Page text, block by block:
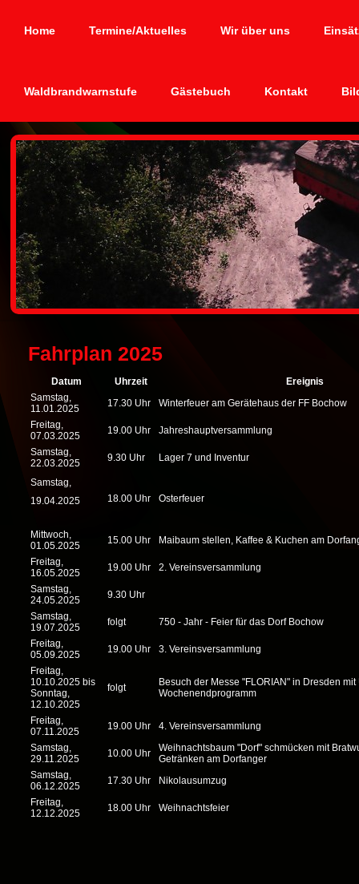
Home Termine/Aktuelles Wir über uns
Waldbrandwarnstufe Gästebuch Kontakt
Fahrplan 2025
Datum Uhrzeit
Ereignis
Samstag,
11.01.2025
17.30 Uhr
Winterfeuer am Gerätehaus der FF Bochow
Freitag,
07.03.2025
19.00 Uhr
Jahreshauptversammlung
Samstag,
22.03.2025
9.30 Uhr Lager 7 und Inventur
Samstag,
19.04.2025
18.00 Uhr Osterfeuer
Mittwoch,
01.05.2025
15.00 Uhr
Maibaum stellen, Kaffee & Kuchen am
Freitag,
16.05.2025
19.00 Uhr
2. Vereinsversammlung
Samstag,
24.05.2025
9.30 Uhr
Samstag,
19.07.2025
folgt
750 - Jahr - Feier für das Dorf Bochow
Freitag,
05.09.2025
19.00 Uhr
3. Vereinsversammlung
Freitag,
10.10.2025 bis
Sonntag,
12.10.2025
folgt
Besuch der Messe "FLORIAN" in Dresden
Wochenendprogramm
Freitag,
07.11.2025
19.00 Uhr
4. Vereinsversammlung
Samstag,
29.11.2025
10.00 Uhr
Weihnachtsbaum "Dorf" schmücken mit
Getränken am Dorfanger
Samstag,
06.12.2025
17.30 Uhr
Nikolausumzug
Freitag,
12.12.2025
18.00 Uhr Weihnachtsfeier